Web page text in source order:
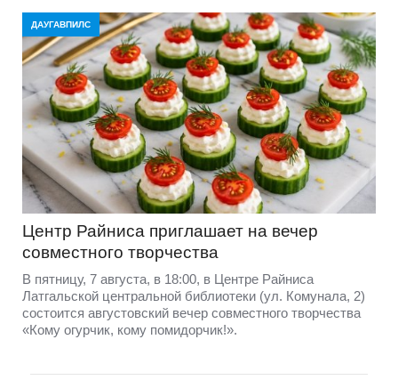
ДАУГАВПИЛС
Центр Райниса приглашает на вечер
совместного творчества
В пятницу, 7 августа, в 18:00, в Центре Райниса
Латгальской центральной библиотеки (ул. Комунала, 2)
состоится августовский вечер совместного творчества
«Кому огурчик, кому помидорчик!».